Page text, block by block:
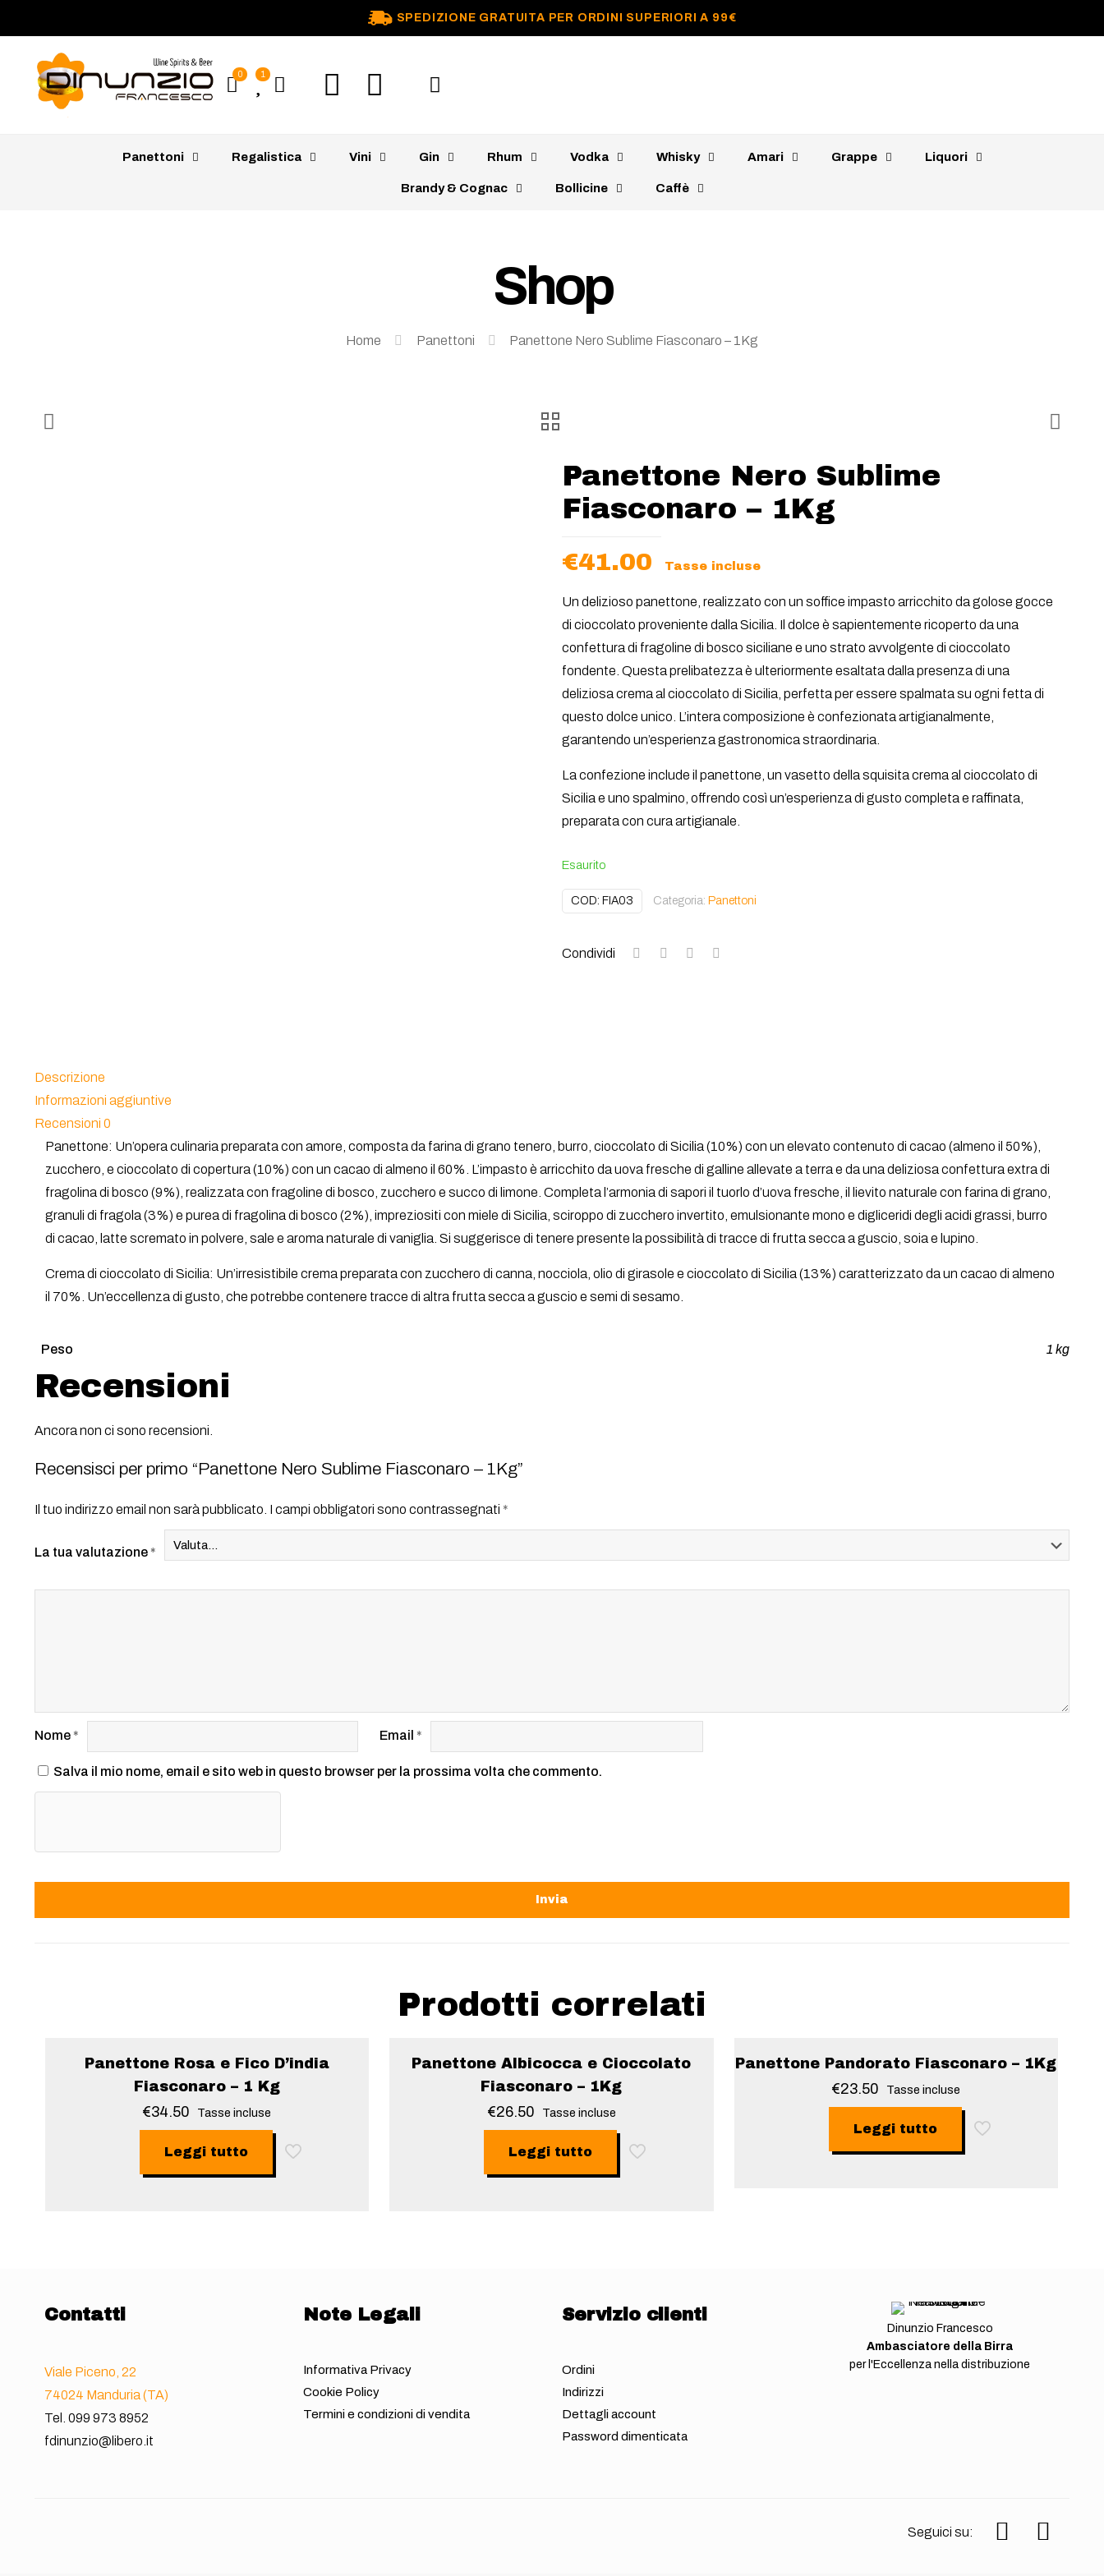
SPEDIZIONE GRATUITA PER ORDINI SUPERIORI A 99€
0 1
Panettoni Regalistica Vini Gin Rhum Vodka Whisky Amari Grappe Liquori
Brandy & Cognac Bollicine Caffè
Shop
Home Panettoni Panettone Nero Sublime Fiasconaro – 1Kg
Panettone Nero Sublime
Fiasconaro – 1Kg
€41.00 Tasse incluse
Un delizioso panettone, realizzato con un soffice impasto arricchito da golose gocce
di cioccolato proveniente dalla Sicilia. Il dolce è sapientemente ricoperto da una
confettura di fragoline di bosco siciliane e uno strato avvolgente di cioccolato
fondente. Questa prelibatezza è ulteriormente esaltata dalla presenza di una
deliziosa crema al cioccolato di Sicilia, perfetta per essere spalmata su ogni fetta di
questo dolce unico. L’intera composizione è confezionata artigianalmente,
garantendo un’esperienza gastronomica straordinaria.
La confezione include il panettone, un vasetto della squisita crema al cioccolato di
Sicilia e uno spalmino, offrendo così un’esperienza di gusto completa e raffinata,
preparata con cura artigianale.
Esaurito
COD: FIA03 Categoria: Panettoni
Condividi
Descrizione
Informazioni aggiuntive
Recensioni 0
Panettone: Un’opera culinaria preparata con amore, composta da farina di grano tenero, burro, cioccolato di Sicilia (10%) con un elevato contenuto di cacao (almeno il 50%),
zucchero, e cioccolato di copertura (10%) con un cacao di almeno il 60%. L’impasto è arricchito da uova fresche di galline allevate a terra e da una deliziosa confettura extra di
fragolina di bosco (9%), realizzata con fragoline di bosco, zucchero e succo di limone. Completa l’armonia di sapori il tuorlo d’uova fresche, il lievito naturale con farina di grano,
granuli di fragola (3%) e purea di fragolina di bosco (2%), impreziositi con miele di Sicilia, sciroppo di zucchero invertito, emulsionante mono e digliceridi degli acidi grassi, burro
di cacao, latte scremato in polvere, sale e aroma naturale di vaniglia. Si suggerisce di tenere presente la possibilità di tracce di frutta secca a guscio, soia e lupino.
Crema di cioccolato di Sicilia: Un’irresistibile crema preparata con zucchero di canna, nocciola, olio di girasole e cioccolato di Sicilia (13%) caratterizzato da un cacao di almeno
il 70%. Un’eccellenza di gusto, che potrebbe contenere tracce di altra frutta secca a guscio e semi di sesamo.
Peso 1 kg
Recensioni
Ancora non ci sono recensioni.
Recensisci per primo “Panettone Nero Sublime Fiasconaro – 1Kg”
Il tuo indirizzo email non sarà pubblicato. I campi obbligatori sono contrassegnati *
La tua valutazione *
Nome * Email *
Salva il mio nome, email e sito web in questo browser per la prossima volta che commento.
Prodotti correlati
Panettone Rosa e Fico D’india
Fiasconaro – 1 Kg
€34.50 Tasse incluse
Leggi tutto
Panettone Albicocca e Cioccolato
Fiasconaro – 1Kg
€26.50 Tasse incluse
Leggi tutto
Panettone Pandorato Fiasconaro – 1Kg
€23.50 Tasse incluse
Leggi tutto
Contatti
Viale Piceno, 22
74024 Manduria (TA)
Tel. 099 973 8952
fdinunzio@libero.it
Note Legali
Informativa Privacy
Cookie Policy
Termini e condizioni di vendita
Servizio clienti
Ordini
Indirizzi
Dettagli account
Password dimenticata
Dinunzio Francesco
Ambasciatore della Birra
per l'Eccellenza nella distribuzione
Seguici su: